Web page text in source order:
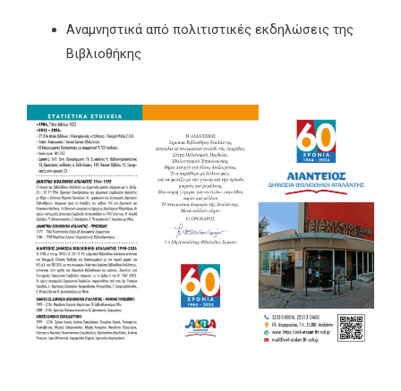
Αναμνηστικά από πολιτιστικές εκδηλώσεις της
Βιβλιοθήκης